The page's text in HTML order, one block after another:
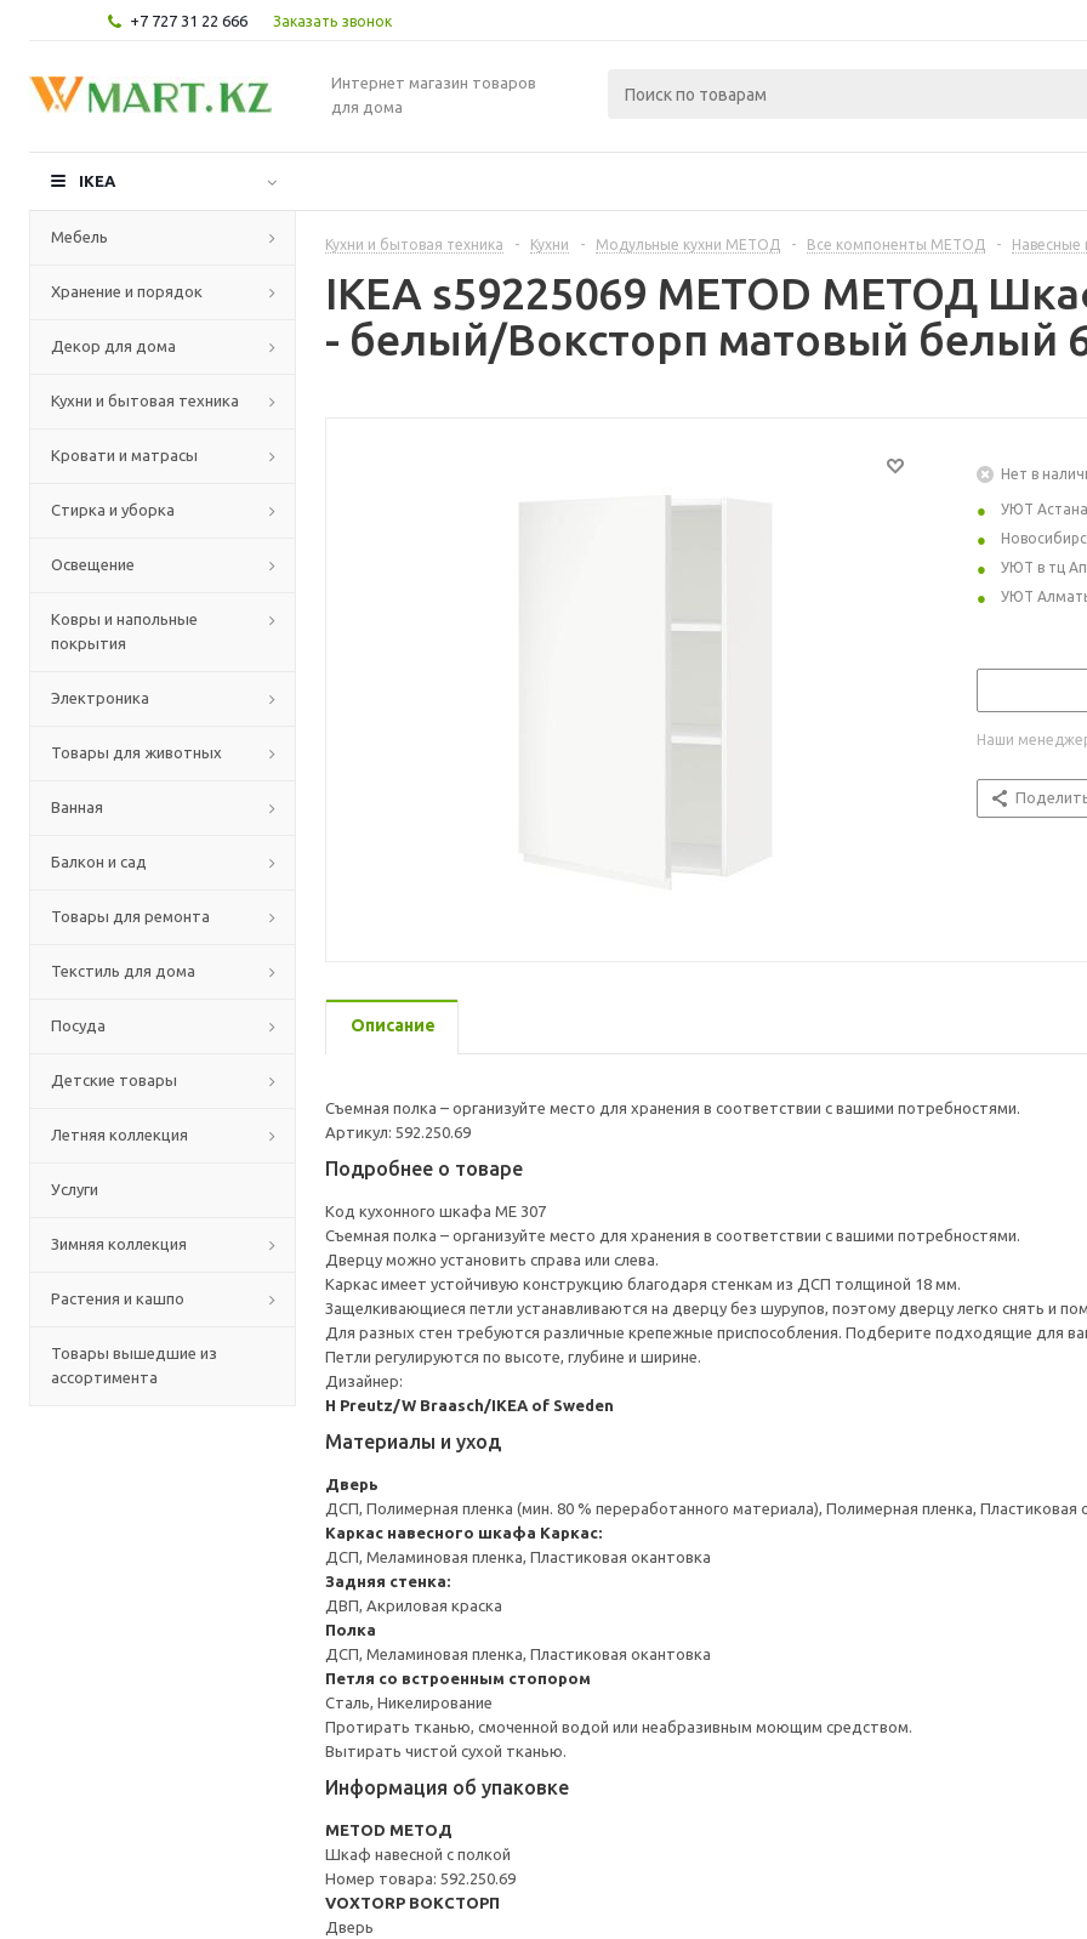
+7 727 31 22 666 Заказать звонок
Интернет магазин товаров
для дома
IKEA
Мебель
Хранение и порядок
Декор для дома
Кухни и бытовая техника
Кровати и матрасы
Стирка и уборка
Освещение
Ковры и напольные
покрытия
Электроника
Товары для животных
Ванная
Балкон и сад
Товары для ремонта
Текстиль для дома
Посуда
Детские товары
Летняя коллекция
Услуги
Зимняя коллекция
Растения и кашпо
Товары вышедшие из
ассортимента
Кухни и бытовая техника - Кухни - Модульные кухни МЕТОД - Все компоненты МЕТОД -
IKEA s59225069 METOD МЕТОД
- белый/Воксторп матовый белый
Нет в
УЮТ Астана
УЮТ в тц
УЮТ
Наши
Описание
Съемная полка – организуйте место для хранения в соответствии с вашими потребностями.
Артикул: 592.250.69
Подробнее о товаре
Код кухонного шкафа ME 307
Съемная полка – организуйте место для хранения в соответствии с вашими потребностями.
Дверцу можно установить справа или слева.
Каркас имеет устойчивую конструкцию благодаря стенкам из ДСП толщиной 18 мм.
Защелкивающиеся петли устанавливаются на дверцу без шурупов, поэтому дверцу легко снять и
Для разных стен требуются различные крепежные приспособления. Подберите подходящие для
Петли регулируются по высоте, глубине и ширине.
Дизайнер:
H Preutz/W Braasch/IKEA of Sweden
Материалы и уход
Дверь
ДСП, Полимерная пленка (мин. 80 % переработанного материала), Полимерная пленка, Пластиковая
Каркас навесного шкафа Каркас:
ДСП, Меламиновая пленка, Пластиковая окантовка
Задняя стенка:
ДВП, Акриловая краска
Полка
ДСП, Меламиновая пленка, Пластиковая окантовка
Петля со встроенным стопором
Сталь, Никелирование
Протирать тканью, смоченной водой или неабразивным моющим средством.
Вытирать чистой сухой тканью.
Информация об упаковке
METOD МЕТОД
Шкаф навесной с полкой
Номер товара: 592.250.69
VOXTORP ВОКСТОРП
Дверь